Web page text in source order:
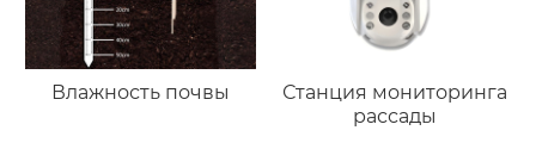
Влажность почвы
Станция мониторинга
рассады